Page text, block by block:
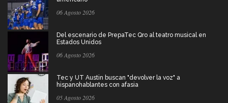
06 Agosto 2026
Del escenario de PrepaTec Qro al teatro musical en
Estados Unidos
06 Agosto 2026
Tec y UT Austin buscan "devolver la voz" a
hispanohablantes con afasia
05 Agosto 2026